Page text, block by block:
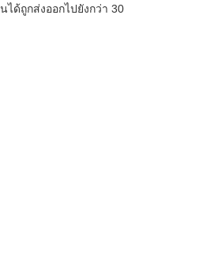
ด้ถูกส่งออกไปยังกว่า 30